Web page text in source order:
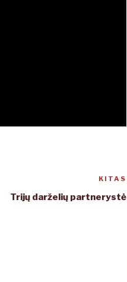
KITAS
Trijų darželių partnerystė